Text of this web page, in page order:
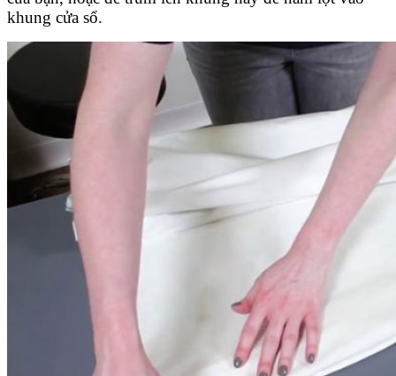
khung cửa sổ.